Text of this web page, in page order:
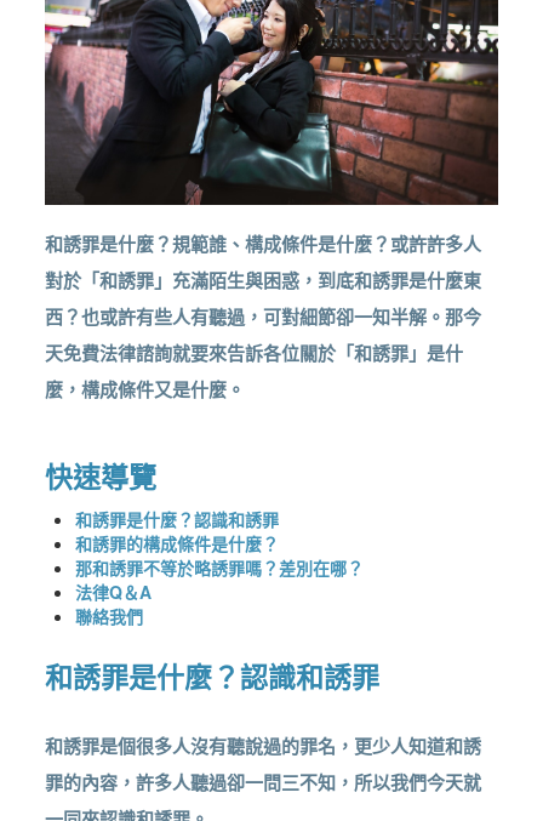
和誘罪是什麼？規範誰、構成條件是什麼？或許許多人
對於「和誘罪」充滿陌生與困惑，到底和誘罪是什麼東
西？也或許有些人有聽過，可對細節卻一知半解。那今
天免費法律諮詢就要來告訴各位關於「和誘罪」是什
麼，構成條件又是什麼。
快速導覽
和誘罪是什麼？認識和誘罪
和誘罪的構成條件是什麼？
那和誘罪不等於略誘罪嗎？差別在哪？
法律Q＆A
聯絡我們
和誘罪是什麼？認識和誘罪
和誘罪是個很多人沒有聽說過的罪名，更少人知道和誘
罪的內容，許多人聽過卻一問三不知，所以我們今天就